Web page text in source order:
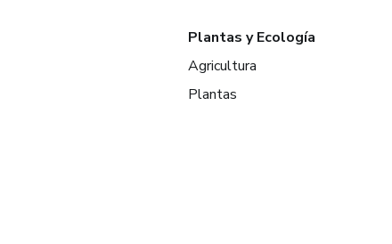
Plantas y Ecología
Agricultura
Plantas